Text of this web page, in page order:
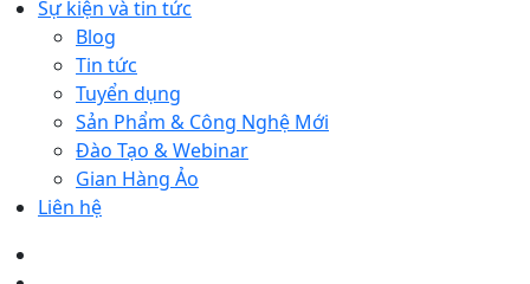
Sự kiện và tin tức
Blog
Tin tức
Tuyển dụng
Sản Phẩm & Công Nghệ Mới
Đào Tạo & Webinar
Gian Hàng Ảo
Liên hệ